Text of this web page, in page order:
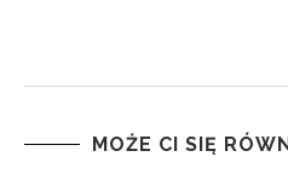
MOŻE CI SIĘ